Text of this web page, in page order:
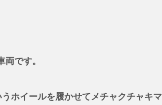
です。
ホイールを履かせてメチャクチャキマ